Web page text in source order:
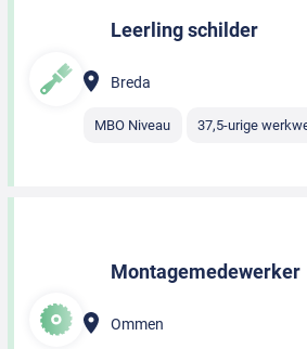
Leerling schilder
Breda
MBO Niveau 37,5-urige
Montagemedewerker
Ommen